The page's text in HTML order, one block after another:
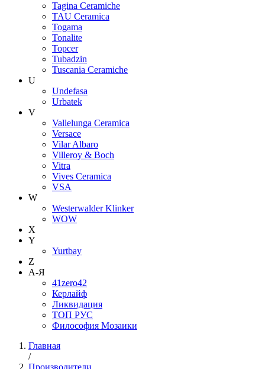
Tagina Ceramiche
TAU Ceramica
Togama
Tonalite
Topcer
Tubadzin
Tuscania Ceramiche
U
Undefasa
Urbatek
V
Vallelunga Ceramica
Versace
Vilar Albaro
Villeroy & Boch
Vitra
Vives Ceramica
VSA
W
Westerwalder Klinker
WOW
X
Y
Yurtbay
Z
А-Я
41zero42
Керлайф
Ликвидация
ТОП РУС
Философия Мозаики
Главная
/
Производители